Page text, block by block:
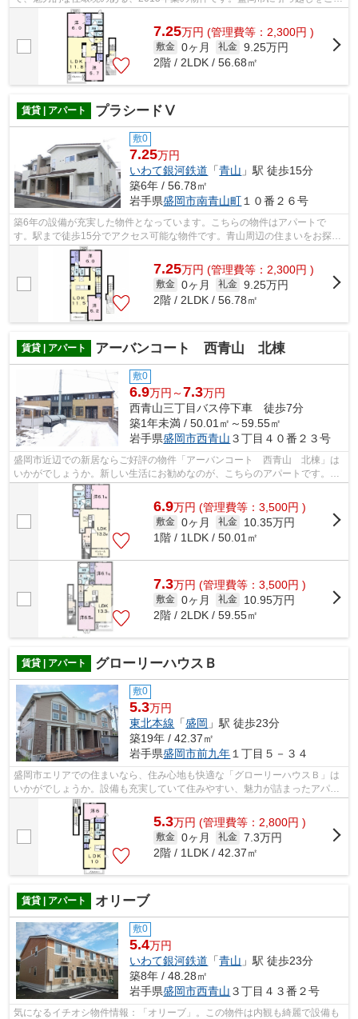
定なら、設備などのご希望条件を森の...
7.25万円 (管理費等：2,300円 )
敷金 0ヶ月 礼金 9.25万円
2階 / 2LDK / 56.68㎡
賃貸 | アパート プラシードⅤ
敷0
7.25万円
いわて銀河鉄道 「青山 」駅 徒歩15分
築6年 / 56.78㎡
岩手県盛岡市南青山町 １０番２６号
築6年の設備が充実した物件となっています。こちらの物件はアパートで
す。駅まで徒歩15分でアクセス可能な物件です。青山周辺の住まいをお探し
の方は森の不動産にお任せを！地域に特化...
7.25万円 (管理費等：2,300円 )
敷金 0ヶ月 礼金 9.25万円
2階 / 2LDK / 56.78㎡
賃貸 | アパート アーバンコート 西青山 北棟
敷0
6.9万円～7.3万円
西青山三丁目バス停下車 徒歩7分
築1年未満 / 50.01㎡～59.55㎡
岩手県盛岡市西青山 ３丁目４０番２３号
盛岡市近辺での新居ならご好評の物件「アーバンコート 西青山 北棟」は
いかがでしょうか。新しい生活にお勧めなのが、こちらのアパートです。充
実の設備と綺麗な室内を兼ね備えた、...
6.9万円 (管理費等：3,500円 )
敷金 0ヶ月 礼金
10.35万円
1階 / 1LDK / 50.01㎡
7.3万円 (管理費等：3,500円 )
敷金 0ヶ月 礼金
10.95万円
2階 / 2LDK / 59.55㎡
賃貸 | アパート グローリーハウスＢ
敷0
5.3万円
東北本線 「盛岡 」駅 徒歩23分
築19年 / 42.37㎡
岩手県盛岡市前九年 １丁目５－３４
盛岡市エリアでの住まいなら、住み心地も快適な「グローリーハウスＢ」は
いかがでしょうか。設備も充実していて住みやすい、魅力が詰まったアパー
トです。盛岡市エリアにある物件のこ...
5.3万円 (管理費等：2,800円 )
敷金 0ヶ月 礼金 7.3万円
2階 / 1LDK / 42.37㎡
賃貸 | アパート オリーブ
敷0
5.4万円
いわて銀河鉄道 「青山 」駅 徒歩23分
築8年 / 48.28㎡
岩手県盛岡市西青山 ３丁目４３番２号
気になるイチオシ物件情報：「オリーブ」。この物件は内観も綺麗で設備も